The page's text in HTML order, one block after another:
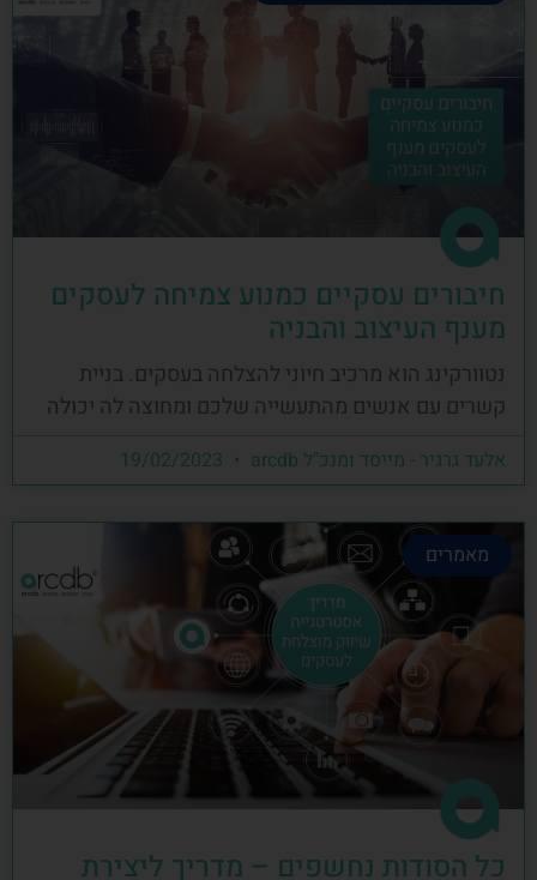
חיבורים עסקיים כמנוע צמיחה לעסקים
מענף העיצוב והבניה
נטוורקינג הוא מרכיב חיוני להצלחה בעסקים. בניית
קשרים עם אנשים מהתעשייה שלכם ומחוצה לה יכולה
אלעד גרגיר - מייסד ומנכ"ל arcdb
מאמרים
כל הסודות נחשפים – מדריך ליצירת